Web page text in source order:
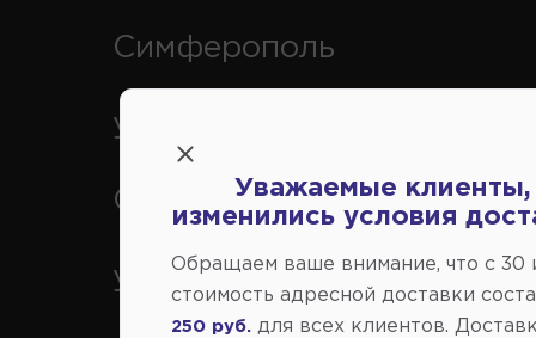
Симферополь
ул. Федоренко 1В, г.
Симферополь
ул. Генерала Васильева
Уважаемые клиенты,
изменились условия
Обращаем ваше внимание, что c 30
стоимость адресной доставки
250 руб. для всех клиентов.